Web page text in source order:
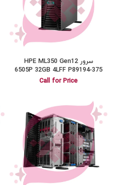
سرور HPE ML350 Gen12
6505P 32GB 4LFF P89194‑375
Call for Price